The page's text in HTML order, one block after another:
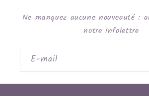
Ne manquez aucune nouveauté :
notre infolettre
E-mail